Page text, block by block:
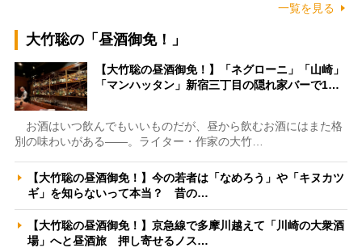
一覧を見る
大竹聡の「昼酒御免！」
【大竹聡の昼酒御免！】「ネグローニ」「山崎」
「マンハッタン」新宿三丁目の隠れ家バーで1…
お酒はいつ飲んでもいいものだが、昼から飲むお酒にはまた格
別の味わいがある――。ライター・作家の大竹…
【大竹聡の昼酒御免！】今の若者は「なめろう」や「キヌカツ
ギ」を知らないって本当？ 昔の…
【大竹聡の昼酒御免！】京急線で多摩川越えて「川崎の大衆酒
場」へと昼酒旅 押し寄せるノス…